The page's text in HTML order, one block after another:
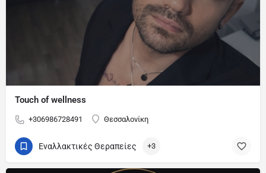
Touch of wellness
+306986728491 Θεσσαλονίκη
Εναλλακτικές Θεραπείες +3